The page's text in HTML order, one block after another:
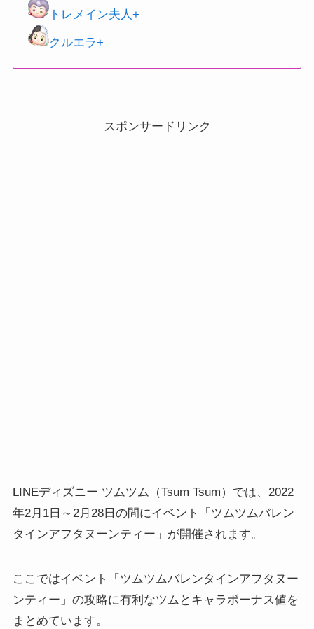
トレメイン夫人+
クルエラ+
スポンサードリンク
LINEディズニー ツムツム（Tsum Tsum）では、2022
年2月1日～2月28日の間にイベント「ツムツムバレン
タインアフタヌーンティー」が開催されます。
ここではイベント「ツムツムバレンタインアフタヌー
ンティー」の攻略に有利なツムとキャラボーナス値を
まとめています。